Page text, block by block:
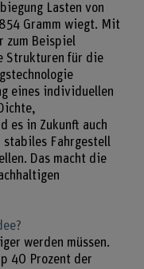
Lasten von
Gramm wiegt. Mit
zum Beispiel
Strukturen für die
eines individuellen
es in Zukunft auch
Fahrgestell
Das macht die
werden müssen.
40 Prozent der